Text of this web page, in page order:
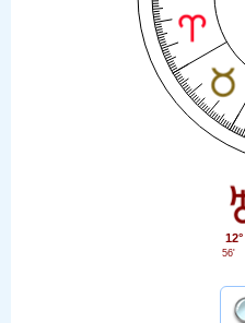
12°
56'